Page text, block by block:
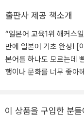
출판사 제공 책소개
“일본어 교육1위 해커스일본어” 따라만 해도 일본어
만에 일본어 기초 완성! [이런 분들에게 이 교재를 추천합니다] 1) 일
본어를 하나도 모르는데
행이나 문화를 너무 좋아
면 말문이 트이는 체계적
이 상품을 구입한 분